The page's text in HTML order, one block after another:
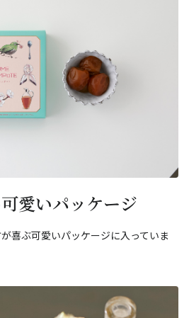
愛いパッケージ
喜ぶ可愛いパッケージに入っていま